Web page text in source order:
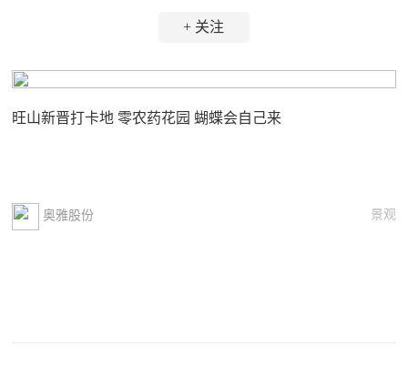
+ 关注
旺山新晋打卡地 零农药花园 蝴蝶会自己来
奥雅股份 景观